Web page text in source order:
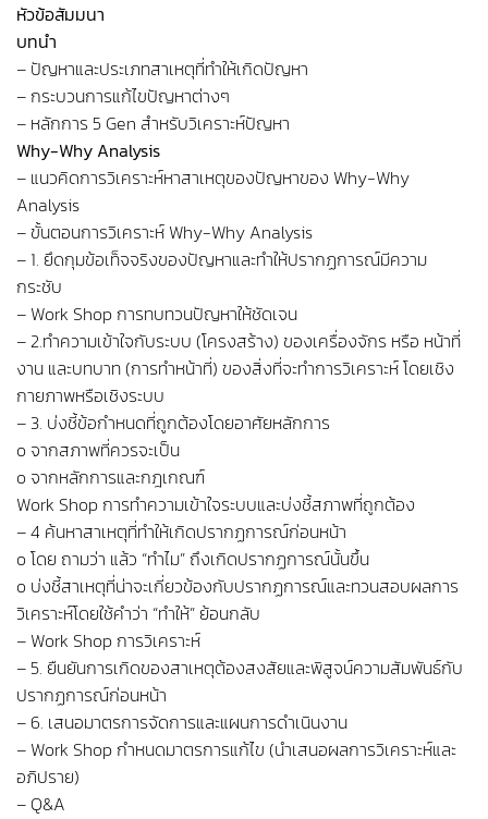
หัวข้อสัมมนา
บทนำ
– ปัญหาและประเภทสาเหตุที่ทำให้เกิดปัญหา
– กระบวนการแก้ไขปัญหาต่างๆ
– หลักการ 5 Gen สำหรับวิเคราะห์ปัญหา
Why-Why Analysis
– แนวคิดการวิเคราะห์หาสาเหตุของปัญหาของ Why-Why
Analysis
– ขั้นตอนการวิเคราะห์ Why-Why Analysis
– 1. ยึดกุมข้อเท็จจริงของปัญหาและทำให้ปรากฏการณ์มีความ
กระชับ
– Work Shop การทบทวนปัญหาให้ชัดเจน
– 2.ทำความเข้าใจกับระบบ (โครงสร้าง) ของเครื่องจักร หรือ หน้าที่
งาน และบทบาท (การทำหน้าที่) ของสิ่งที่จะทำการวิเคราะห์ โดยเชิง
กายภาพหรือเชิงระบบ
– 3. บ่งชี้ข้อกำหนดที่ถูกต้องโดยอาศัยหลักการ
o จากสภาพที่ควรจะเป็น
o จากหลักการและกฎเกณฑ์
Work Shop การทำความเข้าใจระบบและบ่งชี้สภาพที่ถูกต้อง
– 4 ค้นหาสาเหตุที่ทำให้เกิดปรากฏการณ์ก่อนหน้า
o โดย ถามว่า แล้ว “ทำไม” ถึงเกิดปรากฏการณ์นั้นขึ้น
o บ่งชี้สาเหตุที่น่าจะเกี่ยวข้องกับปรากฏการณ์และทวนสอบผลการ
วิเคราะห์โดยใช้คำว่า “ทำให้” ย้อนกลับ
– Work Shop การวิเคราะห์
– 5. ยืนยันการเกิดของสาเหตุต้องสงสัยและพิสูจน์ความสัมพันธ์กับ
ปรากฏการณ์ก่อนหน้า
– 6. เสนอมาตรการจัดการและแผนการดำเนินงาน
– Work Shop กำหนดมาตรการแก้ไข (นำเสนอผลการวิเคราะห์และ
อภิปราย)
– Q&A